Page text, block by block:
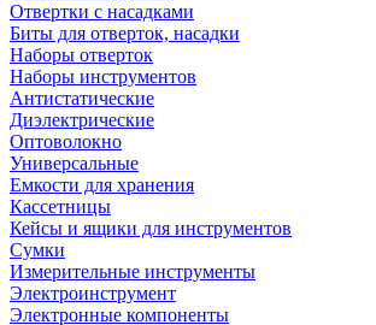
Отвертки с насадками
Биты для отверток, насадки
Наборы отверток
Наборы инструментов
Антистатические
Диэлектрические
Оптоволокно
Универсальные
Емкости для хранения
Кассетницы
Кейсы и ящики для инструментов
Сумки
Измерительные инструменты
Электроинструмент
Электронные компоненты